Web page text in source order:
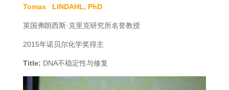
Tomas LINDAHL, PhD
英国弗朗西斯·克里克研究所名誉教授
2015年诺贝尔化学奖得主
Title: DNA不稳定性与修复